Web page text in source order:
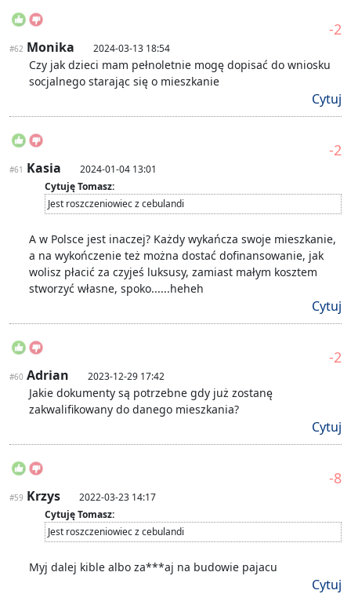
-2
#62 Monika 2024-03-13 18:54
Czy jak dzieci mam pełnoletnie mogę dopisać do wniosku
socjalnego starając się o mieszkanie
Cytuj
-2
#61 Kasia
2024-01-04 13:01
Cytuję Tomasz:
Jest roszczeniowiec z cebulandi
A w Polsce jest inaczej? Każdy wykańcza swoje mieszkanie,
a na wykończenie też można dostać dofinansowanie, jak
wolisz płacić za czyjeś luksusy, zamiast małym kosztem
stworzyć własne, spoko......heheh
Cytuj
-2
#60 Adrian 2023-12-29 17:42
Jakie dokumenty są potrzebne gdy już zostanę
zakwalifikowany do danego mieszkania?
Cytuj
-8
#59 Krzys
2022-03-23 14:17
Cytuję Tomasz:
Jest roszczeniowiec z cebulandi
Myj dalej kible albo za***aj na budowie pajacu
Cytuj